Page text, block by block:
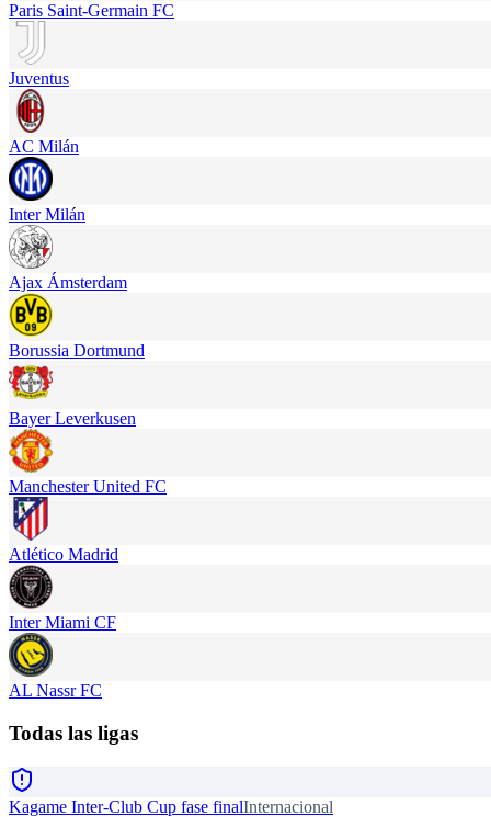
Paris Saint-Germain FC
Juventus
AC Milán
Inter Milán
Ajax Ámsterdam
Borussia Dortmund
Bayer Leverkusen
Manchester United FC
Atlético Madrid
Inter Miami CF
AL Nassr FC
Todas las ligas
Kagame Inter-Club Cup fase finalInternacional